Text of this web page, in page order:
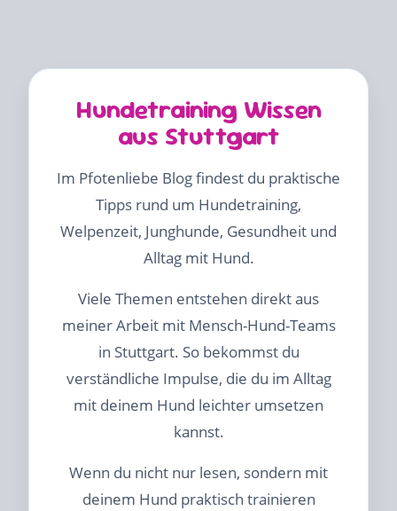
Hundetraining Wissen
aus Stuttgart
Im Pfotenliebe Blog findest du praktische
Tipps rund um Hundetraining,
Welpenzeit, Junghunde, Gesundheit und
Alltag mit Hund.
Viele Themen entstehen direkt aus
meiner Arbeit mit Mensch-Hund-Teams
in Stuttgart. So bekommst du
verständliche Impulse, die du im Alltag
mit deinem Hund leichter umsetzen
kannst.
Wenn du nicht nur lesen, sondern mit
deinem Hund praktisch trainieren